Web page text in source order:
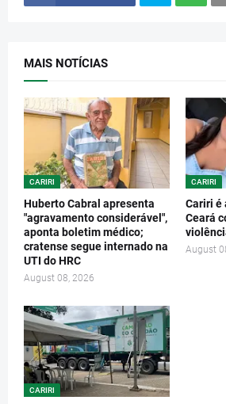
MAIS NOTÍCIAS
CARIRI
Huberto Cabral apresenta
"agravamento considerável",
aponta boletim médico;
cratense segue internado na
UTI do HRC
August 08, 2026
CARIRI
Cariri é
Ceará
August
CARIRI